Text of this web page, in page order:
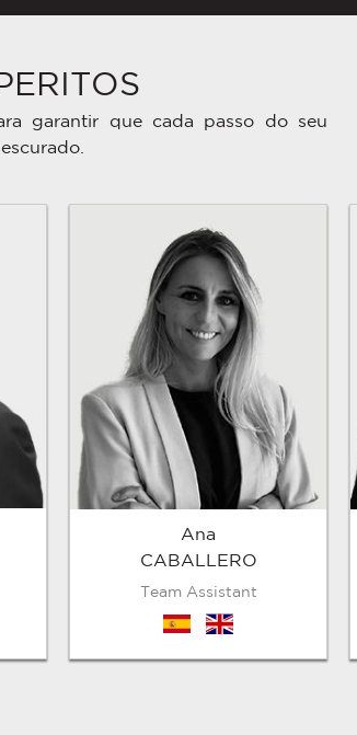
garantir que cada passo do seu
Ana
CABALLERO
Team Assistant
es en